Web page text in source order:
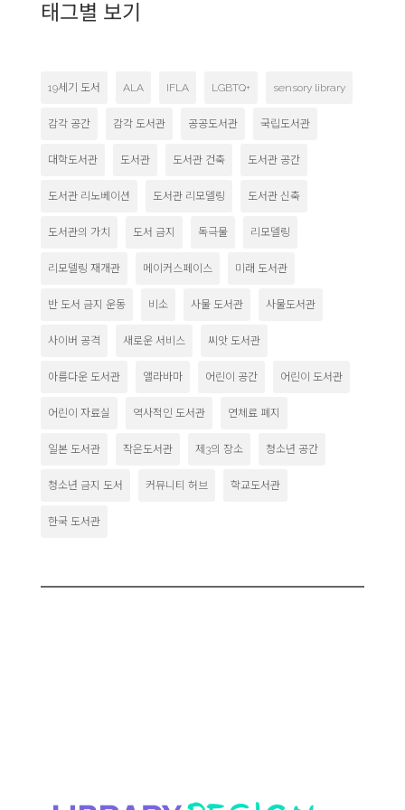
태그별 보기
19세기 도서 ALA IFLA LGBTQ+ sensory library
감각 공간 감각 도서관 공공도서관 국립도서관
대학도서관 도서관 도서관 건축 도서관 공간
도서관 리노베이션 도서관 리모델링 도서관 신축
도서관의 가치 도서 금지 독극물 리모델링
리모델링 재개관 메이커스페이스 미래 도서관
반 도서 금지 운동 비소 사물 도서관 사물도서관
사이버 공격 새로운 서비스 씨앗 도서관
아름다운 도서관 앨라바마 어린이 공간 어린이 도서관
어린이 자료실 역사적인 도서관 연체료 폐지
일본 도서관 작은도서관 제3의 장소 청소년 공간
청소년 금지 도서 커뮤니티 허브 학교도서관
한국 도서관